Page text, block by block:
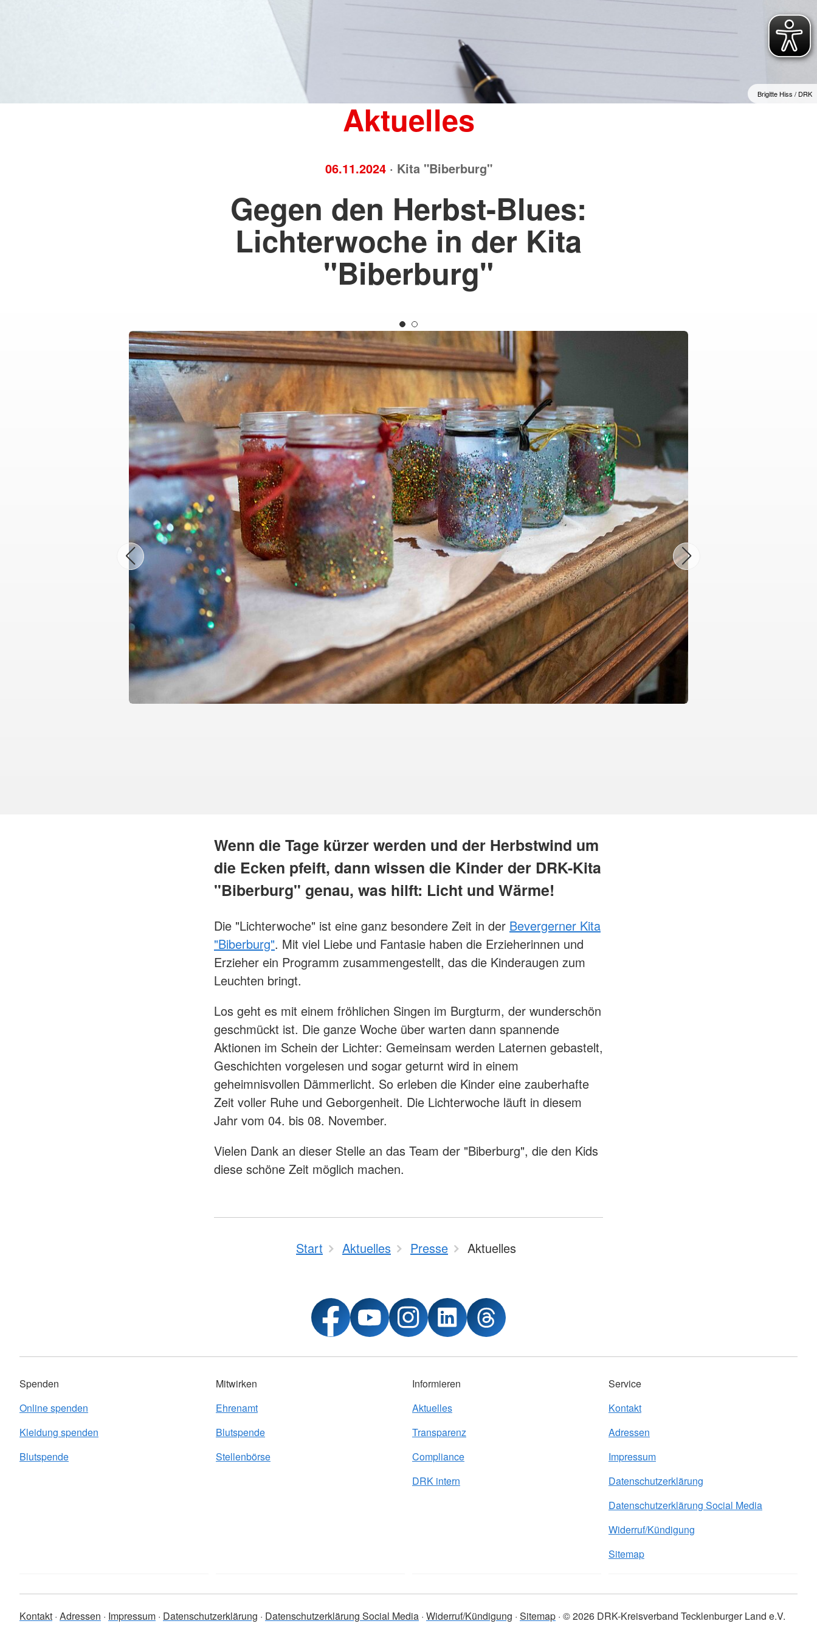
DRK-Hausnotruf im Tecklenburger
Kleidershops "Jacke wie Hose"
Rettungshundearbeit
Brigitte Hiss / DRK
Aktuelles
06.11.2024 · Kita "Biberburg"
Gegen den Herbst-Blues:
Lichterwoche in der Kita
"Biberburg"
Wenn die Tage kürzer werden und der Herbstwind um
die Ecken pfeift, dann wissen die Kinder der DRK-Kita
"Biberburg" genau, was hilft: Licht und Wärme!
Die "Lichterwoche" ist eine ganz besondere Zeit in der Bevergerner Kita
"Biberburg"​​​​​​​. Mit viel Liebe und Fantasie haben die Erzieherinnen und
Erzieher ein Programm zusammengestellt, das die Kinderaugen zum
Leuchten bringt.
Los geht es mit einem fröhlichen Singen im Burgturm, der wunderschön
geschmückt ist. Die ganze Woche über warten dann spannende
Aktionen im Schein der Lichter: Gemeinsam werden Laternen gebastelt,
Geschichten vorgelesen und sogar geturnt wird in einem
geheimnisvollen Dämmerlicht. So erleben die Kinder eine zauberhafte
Zeit voller Ruhe und Geborgenheit. Die Lichterwoche läuft in diesem
Jahr vom 04. bis 08. November.
Vielen Dank an dieser Stelle an das Team der "Biberburg", die den Kids
diese schöne Zeit möglich machen.
Start Aktuelles Presse Aktuelles
Spenden
Online spenden
Kleidung spenden
Blutspende
Mitwirken
Ehrenamt
Blutspende
Stellenbörse
Informieren
Aktuelles
Transparenz
Compliance
DRK intern
Service
Kontakt
Adressen
Impressum
Datenschutzerklärung
Datenschutzerklärung Social Media
Widerruf/Kündigung
Sitemap
Kontakt Adressen Impressum Datenschutzerklärung Datenschutzerklärung Social Media Widerruf/Kündigung Sitemap © 2026 DRK-Kreisverband Tecklenburger Land e.V.